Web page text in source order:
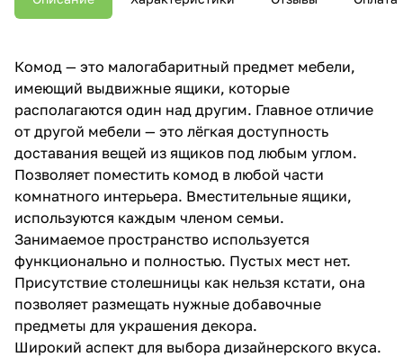
Комод — это малогабаритный предмет мебели,
имеющий выдвижные ящики, которые
располагаются один над другим. Главное отличие
от другой мебели — это лёгкая доступность
доставания вещей из ящиков под любым углом.
Позволяет поместить комод в любой части
комнатного интерьера. Вместительные ящики,
используются каждым членом семьи.
Занимаемое пространство используется
функционально и полностью. Пустых мест нет.
Присутствие столешницы как нельзя кстати, она
позволяет размещать нужные добавочные
предметы для украшения декора.
Широкий аспект для выбора дизайнерского вкуса.